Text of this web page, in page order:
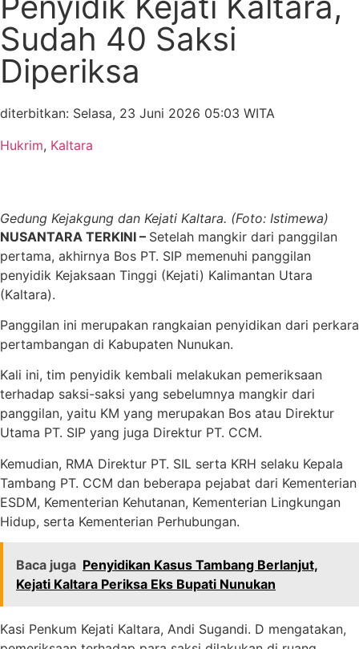
Sudah 40 Saksi
Diperiksa
diterbitkan: Selasa, 23 Juni 2026 05:03 WITA
Hukrim, Kaltara
Gedung Kejakgung dan Kejati Kaltara. (Foto: Istimewa)
NUSANTARA TERKINI – Setelah mangkir dari panggilan
pertama, akhirnya Bos PT. SIP memenuhi panggilan
penyidik Kejaksaan Tinggi (Kejati) Kalimantan Utara
(Kaltara).
Panggilan ini merupakan rangkaian penyidikan dari perkara
pertambangan di Kabupaten Nunukan.
Kali ini, tim penyidik kembali melakukan pemeriksaan
terhadap saksi-saksi yang sebelumnya mangkir dari
panggilan, yaitu KM yang merupakan Bos atau Direktur
Utama PT. SIP yang juga Direktur PT. CCM.
Kemudian, RMA Direktur PT. SIL serta KRH selaku Kepala
Tambang PT. CCM dan beberapa pejabat dari Kementerian
ESDM, Kementerian Kehutanan, Kementerian Lingkungan
Hidup, serta Kementerian Perhubungan.
Baca juga Penyidikan Kasus Tambang Berlanjut,
Kejati Kaltara Periksa Eks Bupati Nunukan
Kasi Penkum Kejati Kaltara, Andi Sugandi. D mengatakan,